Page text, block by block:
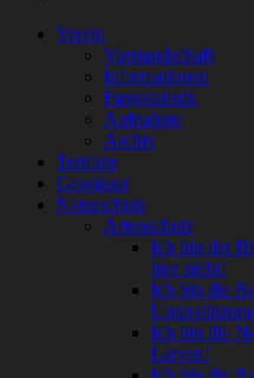
Verein
Vorstandschaft
Informationen
Fangstatistik
Aufnahme
Archiv
Termine
Gewässer
Naturschutz
Artenschutz
Ich bin der
hier nicht!
Ich bin die
Ich bin die
Larven!